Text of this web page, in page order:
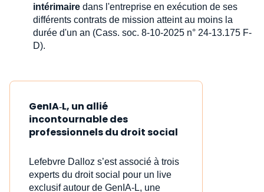
intérimaire dans l'entreprise en exécution de ses
différents contrats de mission atteint au moins la
durée d'un an (Cass. soc. 8-10-2025 n° 24-13.175 F-
D).
GenIA‑L, un allié
incontournable des
professionnels du droit social
Lefebvre Dalloz s’est associé à trois
experts du droit social pour un live
exclusif autour de GenIA‑L, une